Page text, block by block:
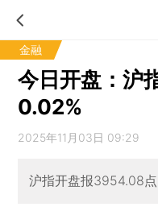
金融
今日开盘：沪
0.02%
2025年11月03日 09:29
沪指开盘报3954.08